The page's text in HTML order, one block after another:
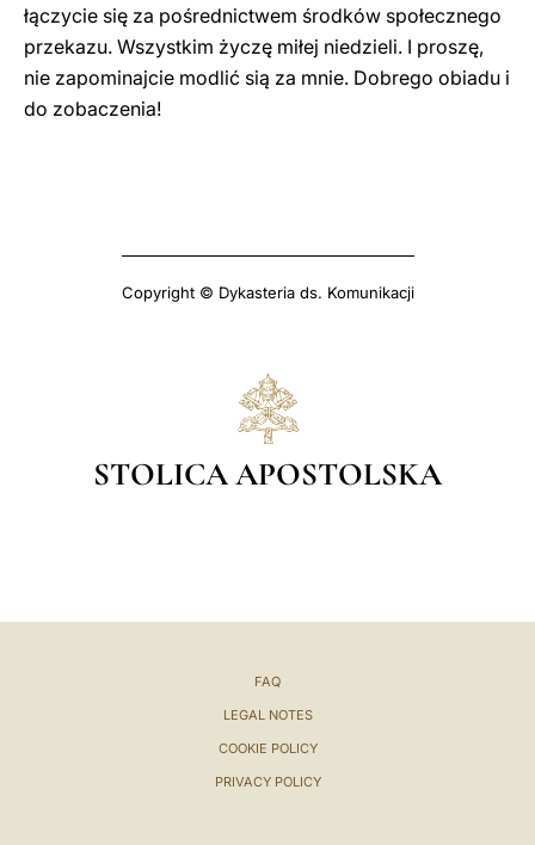
łączycie się za pośrednictwem środków społecznego
przekazu. Wszystkim życzę miłej niedzieli. I proszę,
nie zapominajcie modlić sią za mnie. Dobrego obiadu i
do zobaczenia!
Copyright © Dykasteria ds. Komunikacji
STOLICA APOSTOLSKA
FAQ
LEGAL NOTES
COOKIE POLICY
PRIVACY POLICY